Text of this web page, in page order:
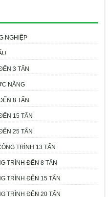
NGHIỆP
3 TẤN
NĂNG
8 TẤN
15 TẤN
25 TẤN
TRÌNH 13 TẤN
TRÌNH ĐẾN 8 TẤN
TRÌNH ĐẾN 15 TẤN
TRÌNH ĐẾN 20 TẤN